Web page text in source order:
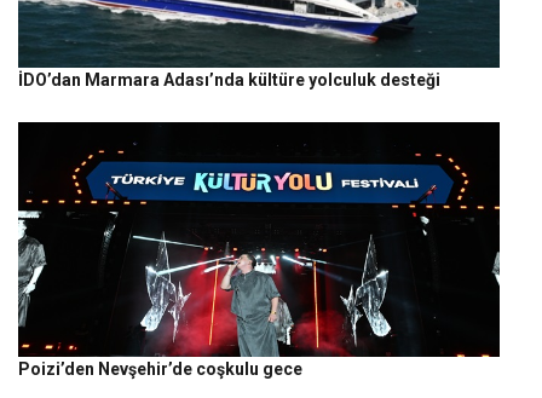
İDO’dan Marmara Adası’nda kültüre yolculuk desteği
Poizi’den Nevşehir’de coşkulu gece